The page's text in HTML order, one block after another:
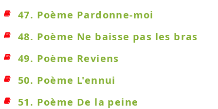
47. Poème Pardonne-moi
48. Poème Ne baisse pas les bras
49. Poème Reviens
50. Poème L'ennui
51. Poème De la peine